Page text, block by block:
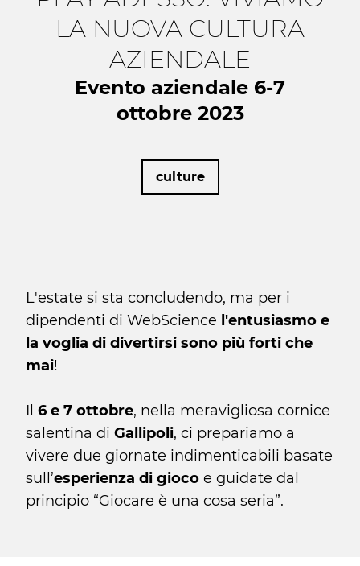
LA NUOVA CULTURA
AZIENDALE
Evento aziendale 6-7
ottobre 2023
culture
L'estate si sta concludendo, ma per i
dipendenti di WebScience l'entusiasmo e
la voglia di divertirsi sono più forti che
mai!
Il 6 e 7 ottobre, nella meravigliosa cornice
salentina di Gallipoli, ci prepariamo a
vivere due giornate indimenticabili basate
sull’esperienza di gioco e guidate dal
principio “Giocare è una cosa seria”.